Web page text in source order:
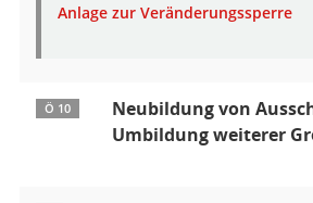
Anlage zur Veränderungssperre
Ö 10
Neubildung von
Umbildung weiterer